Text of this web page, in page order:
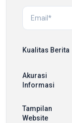
Kualitas Berita
Akurasi
Informasi
Tampilan
Website